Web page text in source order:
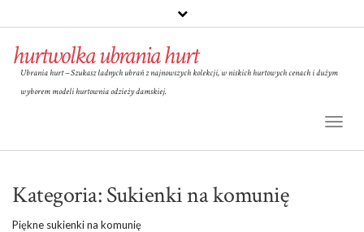
hurtwolka ubrania hurt
Ubrania hurt – Szukasz ładnych ubrań z najnowszych kolekcji, w niskich hurtowych cenach i dużym
wyborem modeli hurtownia odzieży damskiej.
Kategoria:Sukienki na komunię
Piękne sukienki na komunię